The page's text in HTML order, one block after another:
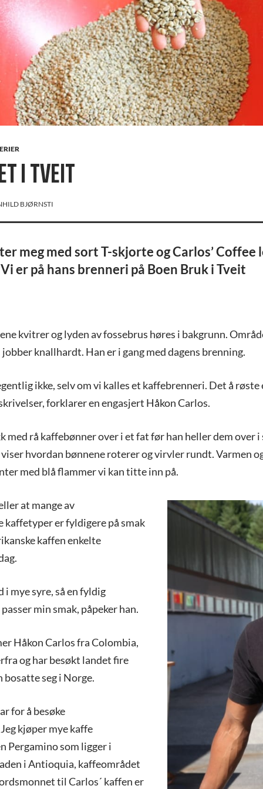
I TVEIT
BJØRNSTI
meg med sort T-skjorte og Carlos’ Coffee
er på hans brenneri på Boen Bruk i Tveit
kvitrer og lyden av fossebrus høres i bakgrunn.
knallhardt. Han er i gang med dagens brenning.
ikke, selv om vi kalles et kaffebrenneri. Det å
forklarer en engasjert Håkon Carlos.
med rå kaffebønner over i et fat før han heller dem over i
hvordan bønnene roterer og virvler rundt. Varmen
med blå flammer vi kan titte inn på.
at mange av
kaffetyper er fyldigere på smak
kaffen enkelte
i mye syre, så en fyldig
min smak, påpeker han.
Håkon Carlos fra Colombia,
og har besøkt landet fire
bosatte seg i Norge.
for å besøke
kjøper mye kaffe
Pergamino som ligger i
i Antioquia, kaffeområdet
til Carlos´ kaffen er